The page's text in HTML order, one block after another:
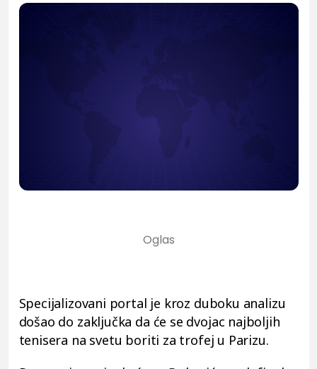
Specijalizovani portal je kroz duboku analizu
došao do zaključka da će se dvojac najboljih
tenisera na svetu boriti za trofej u Parizu.